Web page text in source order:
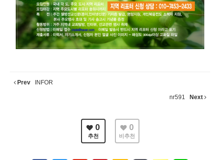
Prev INFOR
nr591 Next
0
추천
0
비추천